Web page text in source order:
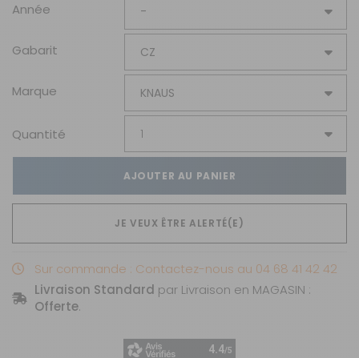
Année
Gabarit
Marque
Quantité
AJOUTER AU PANIER
JE VEUX ÊTRE ALERTÉ(E)
Sur commande : Contactez-nous au 04 68 41 42 42
Livraison Standard par Livraison en MAGASIN :
Offerte.